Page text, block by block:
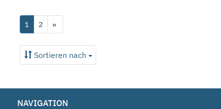
1 2 »
Sortieren nach
NAVIGATION